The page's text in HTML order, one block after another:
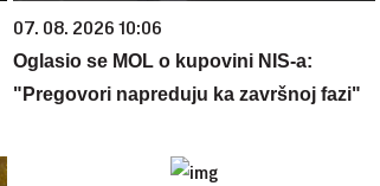
07. 08. 2026 10:06
Oglasio se MOL o kupovini NIS-a:
"Pregovori napreduju ka završnoj fazi"